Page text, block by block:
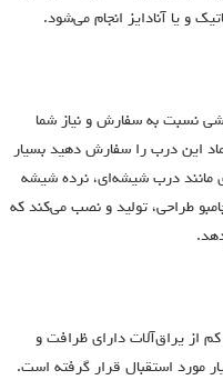
و یا آنادایز انجام می‌شود.
نسبت به سفارش و نیاز شما
این درب را سفارش دهید بسیار
مانند درب شیشه‌ای، نرده شیشه
طراحی، تولید و نصب می‌کند که
از یراق‌آلات دارای ظرافت و
مورد استقبال قرار گرفته است.